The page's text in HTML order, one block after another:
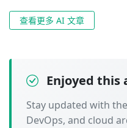
查看更多 AI 文章
Enjoyed this
Stay updated with
DevOps, and cloud